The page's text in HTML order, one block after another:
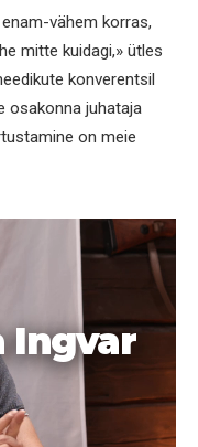
vähem korras,
mitte kuidagi,» ütles
konverentsil
osakonna juhataja
on meie
Ingvar